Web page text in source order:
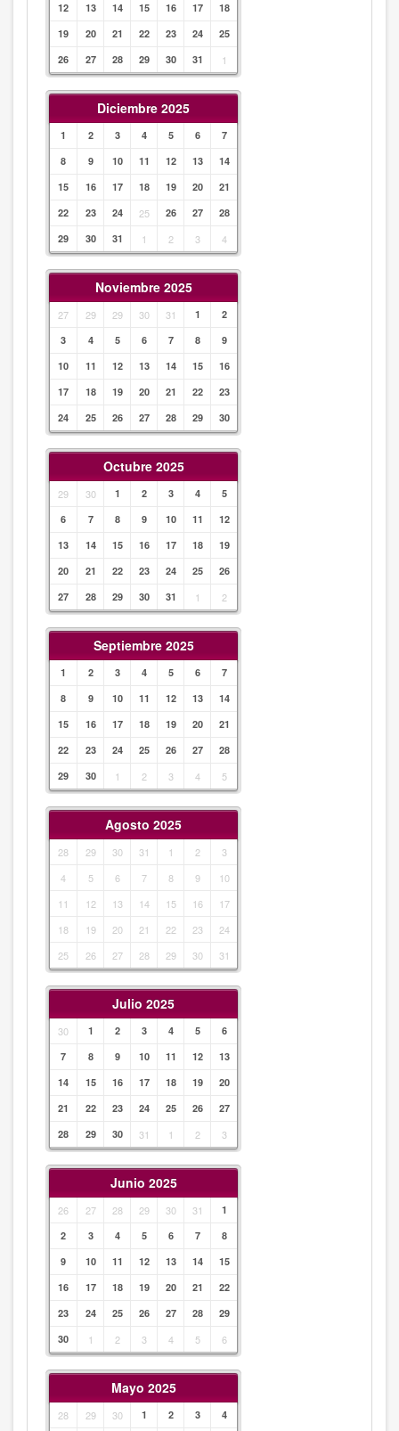
12
13 14 15 16 17
18
19
20 21 22 23 24
25
26
27 28 29 30 31 1
Diciembre 2025
1 2 3 4 5 6
7
8
9 10 11 12 13
14
15
16 17 18 19 20
21
22
23 24 25 26 27
28
29
30 31 1 2 3 4
Noviembre 2025
27 29 29 30 31 1
2
3
4 5 6 7 8
9
10
11 12 13 14 15
16
17
18 19 20 21 22
23
24
25 26 27 28 29 30
Octubre 2025
29 30 1 2 3 4
5
6
7 8 9 10 11
12
13
14 15 16 17 18
19
20
21 22 23 24 25
26
27
28 29 30 31 1 2
Septiembre 2025
1 2 3 4 5 6
7
8
9 10 11 12 13
14
15
16 17 18 19 20
21
22
23 24 25 26 27
28
29
30 1 2 3 4 5
Agosto 2025
28 29 30 31 1 2
3
4
5 6 7 8 9
10
11
12 13 14 15 16
17
18
19 20 21 22 23
24
25
26 27 28 29 30 31
Julio 2025
30 1 2 3 4 5
6
7
8 9 10 11 12
13
14
15 16 17 18 19
20
21
22 23 24 25 26
27
28
29 30 31 1 2 3
Junio 2025
26 27 28 29 30 31
1
2
3 4 5 6 7
8
9
10 11 12 13 14
15
16
17 18 19 20 21
22
23
24 25 26 27 28
29
30
1 2 3 4 5 6
Mayo 2025
28 29 30 1 2 3 4